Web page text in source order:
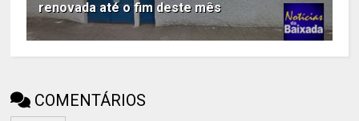
renovada até o fim deste mês
COMENTÁRIOS